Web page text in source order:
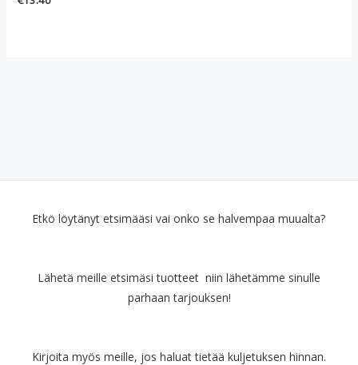
Etkö löytänyt etsimääsi vai onko se halvempaa muualta?
Lähetä meille etsimäsi tuotteet niin lähetämme sinulle
parhaan tarjouksen!
Kirjoita myös meille, jos haluat tietää kuljetuksen hinnan.